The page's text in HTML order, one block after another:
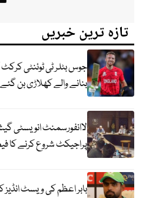
تازہ ترین خبریں
جوس بٹلر ٹی ٹوئنٹی
بنانے والے کھلاڑی بن گئے
لاانفورسمنٹ انویسٹی
پراجیکٹ شروع کرنے کا
بابر اعظم کی ویسٹ انڈیز